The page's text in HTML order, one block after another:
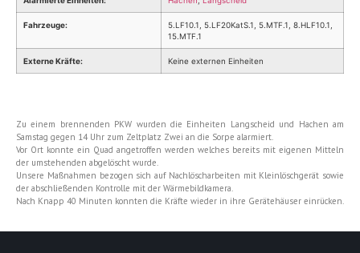
Fahrzeuge:
5.LF10.1, 5.LF20KatS.1, 5.MTF.1, 8.HLF10.1,
15.MTF.1
Externe Kräfte: Keine externen Einheiten
Zu einem brennenden PKW wurden die Einheiten Langscheid und Hachen am
Samstag gegen 14 Uhr zum Zeltplatz Zwei an die Sorpe alarmiert.
Vor Ort konnte ein Quad angetroffen werden welches bereits mit eigenen Mitteln
der umstehenden abgelöscht wurde.
Unsere Maßnahmen bezogen sich auf Nachlöscharbeiten mit Kleinlöschgerät sowie
der abschließenden Kontrolle mit der Wärmebildkamera.
Nach Knapp 40 Minuten konnten die Kräfte wieder in ihre Gerätehäuser einrücken.